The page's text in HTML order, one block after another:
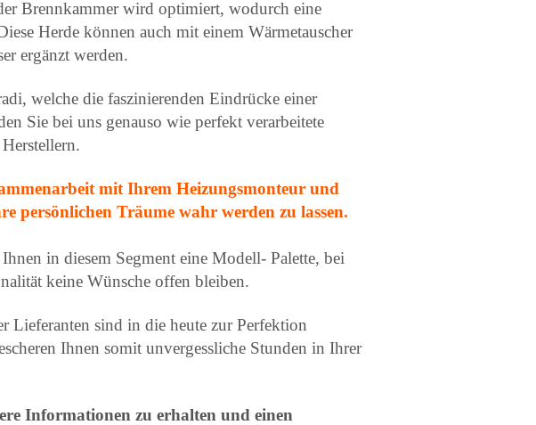
Brennkammer wird optimiert, wodurch eine
Herde können auch mit einem Wärmetauscher
ergänzt werden.
welche die faszinierenden Eindrücke einer
Sie bei uns genauso wie perfekt verarbeitete
mit Ihrem Heizungsmonteur und
persönlichen Träume wahr werden zu lassen.
in diesem Segment eine Modell- Palette, bei
keine Wünsche offen bleiben.
Lieferanten sind in die heute zur Perfektion
Ihnen somit unvergessliche Stunden in Ihrer
Informationen zu erhalten und einen